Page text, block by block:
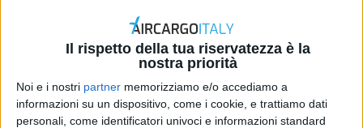
Il rispetto della tua riservatezza è la
nostra priorità
Noi e i nostri partner memorizziamo e/o accediamo a
informazioni su un dispositivo, come i cookie, e trattiamo dati
personali, come identificatori univoci e informazioni standard